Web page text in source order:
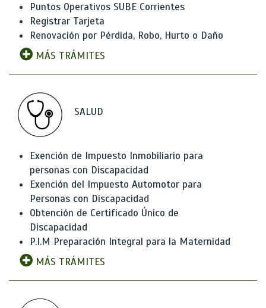
Puntos Operativos SUBE Corrientes
Registrar Tarjeta
Renovación por Pérdida, Robo, Hurto o Daño
MÁS TRÁMITES
SALUD
Exención de Impuesto Inmobiliario para
personas con Discapacidad
Exención del Impuesto Automotor para
Personas con Discapacidad
Obtención de Certificado Único de
Discapacidad
P.I.M Preparación Integral para la Maternidad
MÁS TRÁMITES